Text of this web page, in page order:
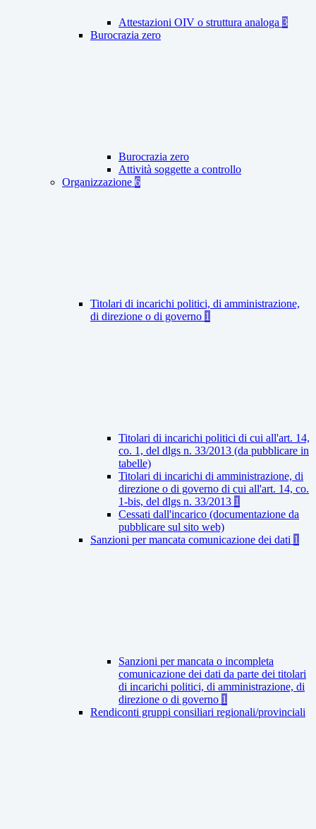
Attestazioni OIV o struttura analoga 3
Burocrazia zero
Burocrazia zero
Attività soggette a controllo
Organizzazione 6
Titolari di incarichi politici, di amministrazione,
di direzione o di governo 1
Titolari di incarichi politici di cui all'art. 14,
co. 1, del dlgs n. 33/2013 (da pubblicare in
tabelle)
Titolari di incarichi di amministrazione, di
direzione o di governo di cui all'art. 14, co.
1-bis, del dlgs n. 33/2013 1
Cessati dall'incarico (documentazione da
pubblicare sul sito web)
Sanzioni per mancata comunicazione dei dati 1
Sanzioni per mancata o incompleta
comunicazione dei dati da parte dei titolari
di incarichi politici, di amministrazione, di
direzione o di governo 1
Rendiconti gruppi consiliari regionali/provinciali